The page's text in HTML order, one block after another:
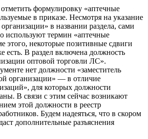
отметить формулировку «аптечные
в приказе. Несмотря на указание
в названии раздела, сами
используют термин «аптечные
этого, некоторые позитивные сдвиги
есть. В раздел включена должность
оптовой торговли ЛС».
нет должности «заместитель
организации» — в отличие
для которых должности
В связи с этим сейчас возникают
этой должности в реестр
Будем надеяться, что в скором
дополнительные разъяснения